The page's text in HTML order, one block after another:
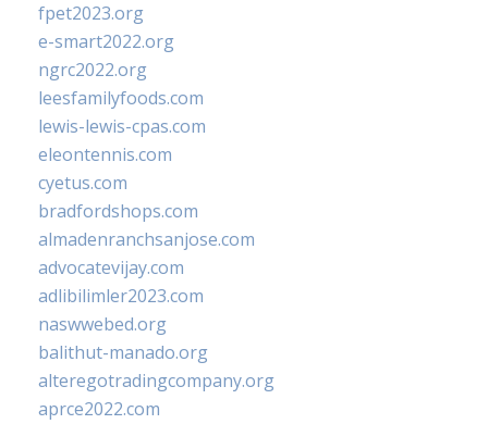
fpet2023.org
e-smart2022.org
ngrc2022.org
leesfamilyfoods.com
lewis-lewis-cpas.com
eleontennis.com
cyetus.com
bradfordshops.com
almadenranchsanjose.com
advocatevijay.com
adlibilimler2023.com
naswwebed.org
balithut-manado.org
alteregotradingcompany.org
aprce2022.com